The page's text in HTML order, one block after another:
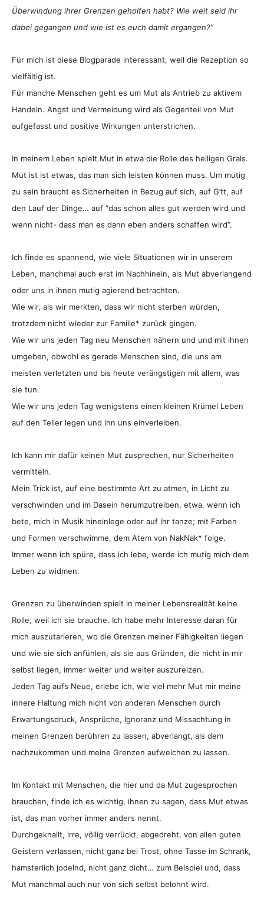
Überwindung ihrer Grenzen geholfen habt? Wie weit seid ihr
dabei gegangen und wie ist es euch damit ergangen?”
Für mich ist diese Blogparade interessant, weil die Rezeption so
vielfältig ist.
Für manche Menschen geht es um Mut als Antrieb zu aktivem
Handeln. Angst und Vermeidung wird als Gegenteil von Mut
aufgefasst und positive Wirkungen unterstrichen.
In meinem Leben spielt Mut in etwa die Rolle des heiligen Grals.
Mut ist ist etwas, das man sich leisten können muss. Um mutig
zu sein braucht es Sicherheiten in Bezug auf sich, auf G’tt, auf
den Lauf der Dinge… auf “das schon alles gut werden wird und
wenn nicht- dass man es dann eben anders schaffen wird”.
Ich finde es spannend, wie viele Situationen wir in unserem
Leben, manchmal auch erst im Nachhinein, als Mut abverlangend
oder uns in ihnen mutig agierend betrachten.
Wie wir, als wir merkten, dass wir nicht sterben würden,
trotzdem nicht wieder zur Familie* zurück gingen.
Wie wir uns jeden Tag neu Menschen nähern und und mit ihnen
umgeben, obwohl es gerade Menschen sind, die uns am
meisten verletzten und bis heute verängstigen mit allem, was
sie tun.
Wie wir uns jeden Tag wenigstens einen kleinen Krümel Leben
auf den Teller legen und ihn uns einverleiben.
Ich kann mir dafür keinen Mut zusprechen, nur Sicherheiten
vermitteln.
Mein Trick ist, auf eine bestimmte Art zu atmen, in Licht zu
verschwinden und im Dasein herumzutreiben, etwa, wenn ich
bete, mich in Musik hineinlege oder auf ihr tanze; mit Farben
und Formen verschwimme, dem Atem von NakNak* folge.
Immer wenn ich spüre, dass ich lebe, werde ich mutig mich dem
Leben zu widmen.
Grenzen zu überwinden spielt in meiner Lebensrealität keine
Rolle, weil ich sie brauche. Ich habe mehr Interesse daran für
mich auszutarieren, wo die Grenzen meiner Fähigkeiten liegen
und wie sie sich anfühlen, als sie aus Gründen, die nicht in mir
selbst liegen, immer weiter und weiter auszureizen.
Jeden Tag aufs Neue, erlebe ich, wie viel mehr Mut mir meine
innere Haltung mich nicht von anderen Menschen durch
Erwartungsdruck, Ansprüche, Ignoranz und Missachtung in
meinen Grenzen berühren zu lassen, abverlangt, als dem
nachzukommen und meine Grenzen aufweichen zu lassen.
Im Kontakt mit Menschen, die hier und da Mut zugesprochen
brauchen, finde ich es wichtig, ihnen zu sagen, dass Mut etwas
ist, das man vorher immer anders nennt.
Durchgeknallt, irre, völlig verrückt, abgedreht, von allen guten
Geistern verlassen, nicht ganz bei Trost, ohne Tasse im Schrank,
hamsterlich jodelnd, nicht ganz dicht… zum Beispiel und, dass
Mut manchmal auch nur von sich selbst belohnt wird.